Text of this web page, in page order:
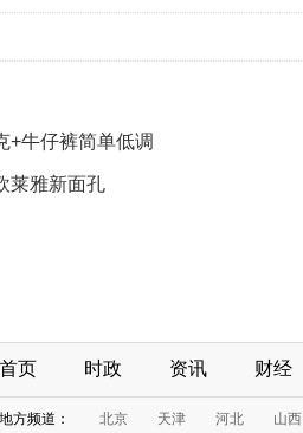
+牛仔裤简单低调
莱雅新面孔
首页 时政 资讯 财经
地方频道： 北京 天津 河北
山西